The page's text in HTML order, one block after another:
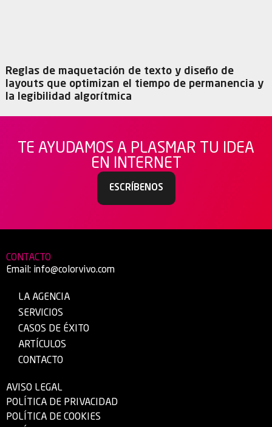
Reglas de maquetación de texto y diseño de
layouts que optimizan el tiempo de permanencia y
la legibilidad algorítmica
TE AYUDAMOS A PLASMAR TU IDEA
EN INTERNET
ESCRÍBENOS
CONTACTO
Email: info@colorvivo.com
LA AGENCIA
SERVICIOS
CASOS DE ÉXITO
ARTÍCULOS
CONTACTO
AVISO LEGAL
POLÍTICA DE PRIVACIDAD
POLÍTICA DE COOKIES